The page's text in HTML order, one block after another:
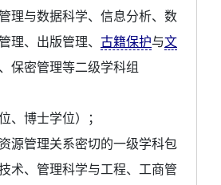
理与数据科学、信息分析、数
理、出版管理、 古籍保护与文
保密管理等二级学科组
、博士学位）；
源管理关系密切的一级学科包
术、管理科学与工程、工商管